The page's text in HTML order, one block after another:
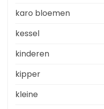
karo bloemen
kessel
kinderen
kipper
kleine